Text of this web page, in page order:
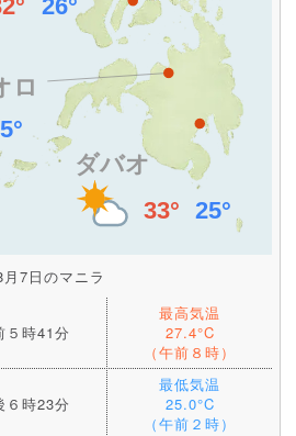
月7日のマニラ
５時41分
最高気温
27.4°C
（午前８時）
６時23分
最低気温
25.0°C
（午前２時）